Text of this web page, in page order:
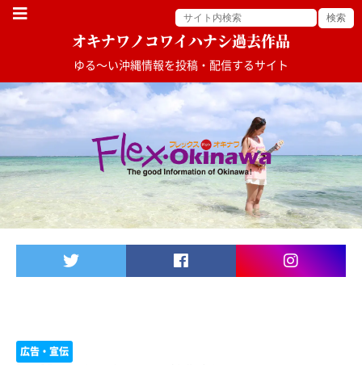
オキナワノコワイハナシ過去作品
ゆる〜い沖縄情報を投稿・配信するサイト
Facebook
広告・宣伝